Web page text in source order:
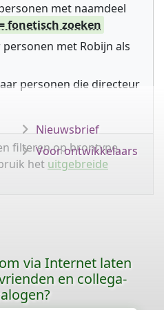
met naamdeel
fonetisch zoeken
personen met Robijn als
personen die directeur
filteren op brontype,
het uitgebreide
Nieuwsbrief
Voor ontwikkelaars
via Internet laten
en collega-